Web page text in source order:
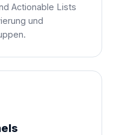
Actionable Lists
und